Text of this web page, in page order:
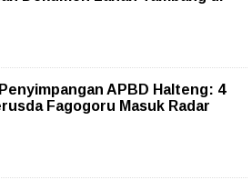
APBD Halteng: 4
Fagogoru Masuk Radar